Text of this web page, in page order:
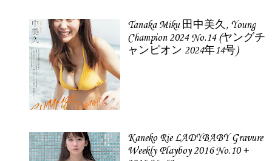
Tanaka Miku 田中美久, Young
Champion 2024 No.14 (ヤングチ
ャンピオン 2024年14号)
Kaneko Rie LADYBABY Gravure
Weekly Playboy 2016 No.10 +